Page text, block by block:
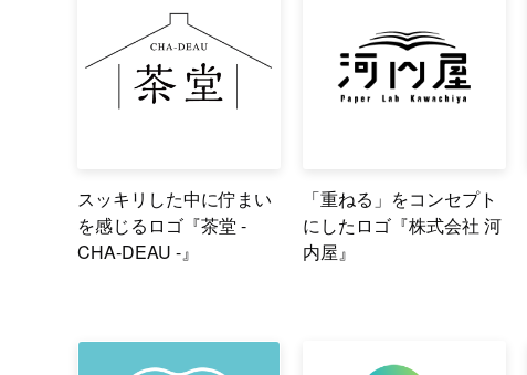
スッキリした中に佇まい
を感じるロゴ『茶堂 -
CHA-DEAU -』
「重ねる」をコンセプト
にしたロゴ『株式会社 河
内屋』